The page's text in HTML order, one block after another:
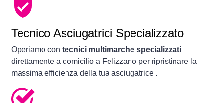
Tecnico Asciugatrici Specializzato
Operiamo con tecnici multimarche specializzati
direttamente a domicilio a Felizzano per ripristinare la
massima efficienza della tua asciugatrice .